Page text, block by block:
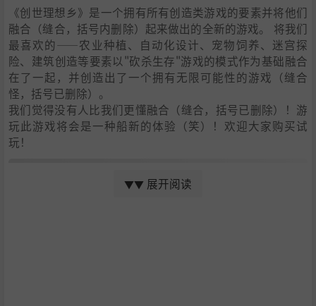
《创世理想乡》是一个拥有所有创造类游戏的要素并将他们
融合（缝合，括号内删除）起来做出的全新的游戏。 将我们
最喜欢的——农业种植、自动化设计、宠物饲养、迷宫探
险、建筑创造等要素以"砍杀生存"游戏的模式作为基础融合
在了一起，并创造出了一个拥有无限可能性的游戏（缝合
怪，括号已删除）。
我们觉得没有人比我们更懂融合（缝合，括号已删除）！游
玩此游戏将会是一种船新的体验（笑）！欢迎大家购买试
玩！
▼▼ 展开阅读